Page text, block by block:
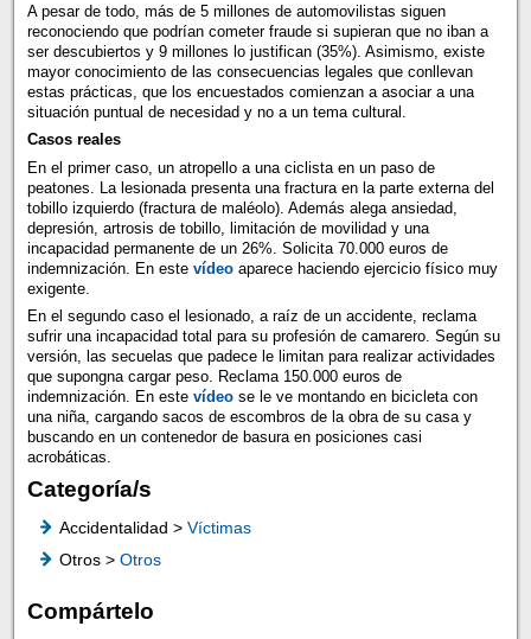
A pesar de todo, más de 5 millones de automovilistas siguen
reconociendo que podrían cometer fraude si supieran que no iban a
ser descubiertos y 9 millones lo justifican (35%). Asimismo, existe
mayor conocimiento de las consecuencias legales que conllevan
estas prácticas, que los encuestados comienzan a asociar a una
situación puntual de necesidad y no a un tema cultural.
Casos reales
En el primer caso, un atropello a una ciclista en un paso de
peatones. La lesionada presenta una fractura en la parte externa del
tobillo izquierdo (fractura de maléolo). Además alega ansiedad,
depresión, artrosis de tobillo, limitación de movilidad y una
incapacidad permanente de un 26%. Solicita 70.000 euros de
indemnización. En este vídeoaparece haciendo ejercicio físico muy
exigente.
En el segundo caso el lesionado, a raíz de un accidente, reclama
sufrir una incapacidad total para su profesión de camarero. Según su
versión, las secuelas que padece le limitan para realizar actividades
que supongna cargar peso. Reclama 150.000 euros de
indemnización. En este vídeose le ve montando en bicicleta con
una niña, cargando sacos de escombros de la obra de su casa y
buscando en un contenedor de basura en posiciones casi
acrobáticas.
Categoría/s
Accidentalidad > Víctimas
Otros > Otros
Compártelo